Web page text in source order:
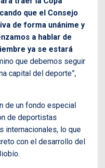
que el Consejo
de forma unánime y
a hablar de
ya se estará
que debemos seguir
capital del deporte”,
de un fondo especial
de deportistas
internacionales, lo que
con el desarrollo del